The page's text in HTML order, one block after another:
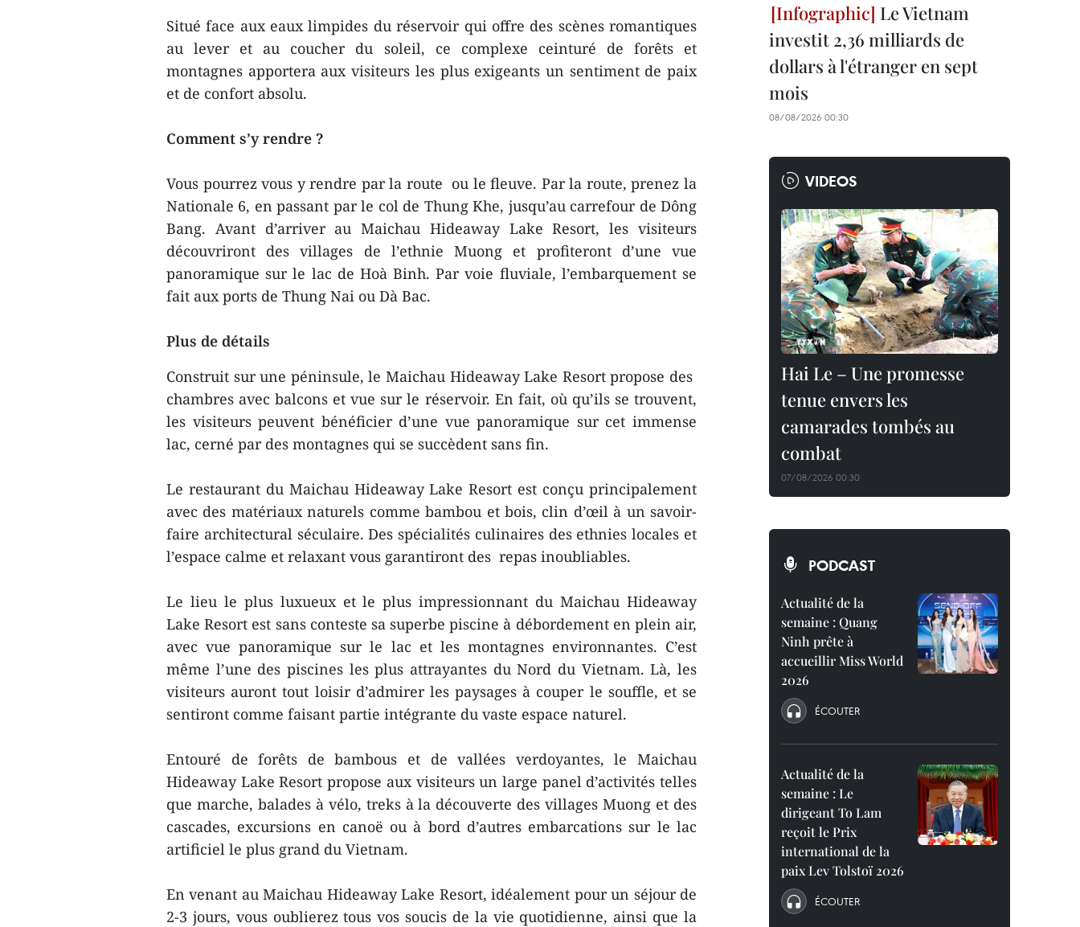
Situé face aux eaux limpides du réservoir qui offre des scènes romantiques
au lever et au coucher du soleil, ce complexe ceinturé de forêts et
montagnes apportera aux visiteurs les plus exigeants un sentiment de paix
et de confort absolu.
Comment s’y rendre ?
Vous pourrez vous y rendre par la route ou le fleuve. Par la route, prenez la
Nationale 6, en passant par le col de Thung Khe, jusqu’au carrefour de Dông
Bang. Avant d’arriver au Maichau Hideaway Lake Resort, les visiteurs
découvriront des villages de l’ethnie Muong et profiteront d’une vue
panoramique sur le lac de Hoà Binh. Par voie fluviale, l’embarquement se
fait aux ports de Thung Nai ou Dà Bac.
Plus de détails
Construit sur une péninsule, le Maichau Hideaway Lake Resort propose des
chambres avec balcons et vue sur le réservoir. En fait, où qu’ils se trouvent,
les visiteurs peuvent bénéficier d’une vue panoramique sur cet immense
lac, cerné par des montagnes qui se succèdent sans fin.
Le restaurant du Maichau Hideaway Lake Resort est conçu principalement
avec des matériaux naturels comme bambou et bois, clin d’œil à un savoir-
faire architectural séculaire. Des spécialités culinaires des ethnies locales et
l’espace calme et relaxant vous garantiront des repas inoubliables.
Le lieu le plus luxueux et le plus impressionnant du Maichau Hideaway
Lake Resort est sans conteste sa superbe piscine à débordement en plein air,
avec vue panoramique sur le lac et les montagnes environnantes. C’est
même l’une des piscines les plus attrayantes du Nord du Vietnam. Là, les
visiteurs auront tout loisir d’admirer les paysages à couper le souffle, et se
sentiront comme faisant partie intégrante du vaste espace naturel.
Entouré de forêts de bambous et de vallées verdoyantes, le Maichau
Hideaway Lake Resort propose aux visiteurs un large panel d’activités telles
que marche, balades à vélo, treks à la découverte des villages Muong et des
cascades, excursions en canoë ou à bord d’autres embarcations sur le lac
artificiel le plus grand du Vietnam.
En venant au Maichau Hideaway Lake Resort, idéalement pour un séjour de
2-3 jours, vous oublierez tous vos soucis de la vie quotidienne, ainsi que la
Le Vietnam
investit 2,36 milliards de
dollars à l'étranger en sept
mois
08/08/2026 00:30
VIDEOS
Hai Le – Une promesse
tenue envers les
camarades tombés au
combat
07/08/2026 00:30
PODCAST
Actualité de la
semaine : Quang
Ninh prête à
accueillir Miss World
2026
ÉCOUTER
Actualité de la
semaine : Le
dirigeant To Lam
reçoit le Prix
international de la
paix Lev Tolstoï 2026
ÉCOUTER